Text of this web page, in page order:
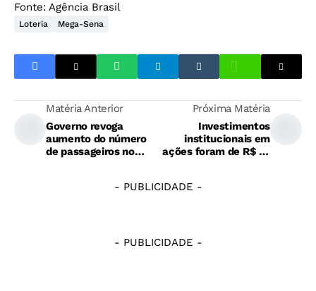
Fonte: Agência Brasil
Loteria Mega-Sena
Matéria Anterior
Governo revoga
aumento do número
de passageiros no
Próxima Matéria
Investimentos
institucionais em
ações foram de R$ 1,7
- PUBLICIDADE -
- PUBLICIDADE -